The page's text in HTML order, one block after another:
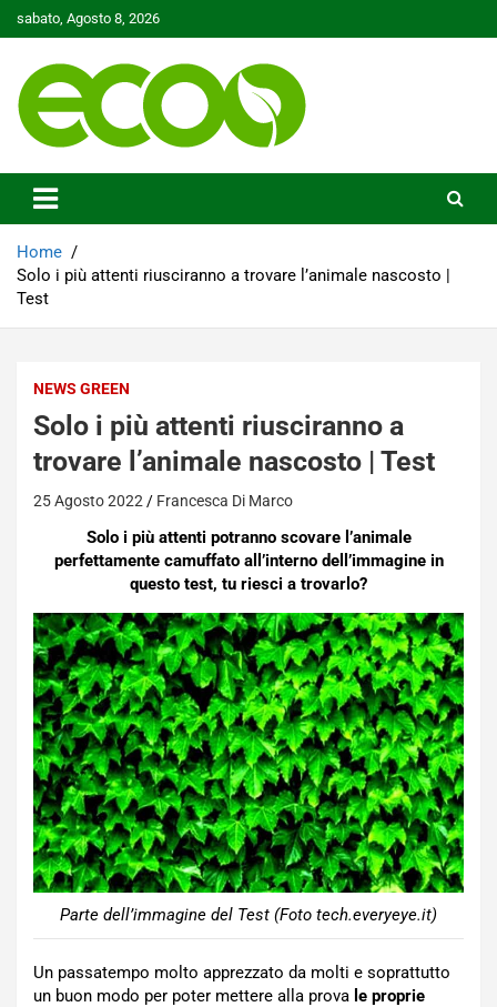
to
sabato, Agosto 8, 2026
Ecoo.it
Home
Solo i più attenti riusciranno a trovare l’animale nascosto |
Test
NEWS GREEN
Solo i più attenti riusciranno a
trovare l’animale nascosto | Test
25 Agosto 2022 Francesca Di Marco
Solo i più attenti potranno scovare l’animale
perfettamente camuffato all’interno dell’immagine in
questo test, tu riesci a trovarlo?
Parte dell’immagine del Test (Foto tech.everyeye.it)
Un passatempo molto apprezzato da molti e soprattutto
un buon modo per poter mettere alla prova le proprie